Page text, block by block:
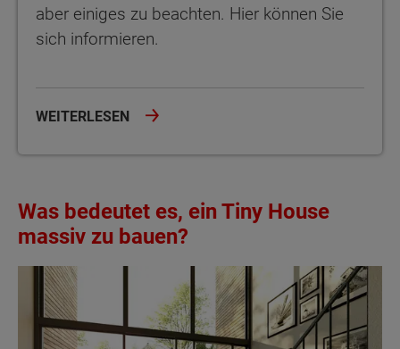
aber einiges zu beachten. Hier können Sie
sich informieren.
WEITERLESEN
Was bedeutet es, ein Tiny House
massiv zu bauen?